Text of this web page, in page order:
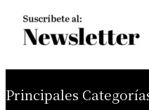
Principales